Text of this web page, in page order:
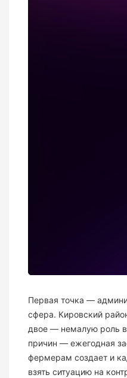
Первая точка —
сфера. Кировский
двое — немалую роль в
причин — ежегодная
фермерам создает и
взять ситуацию на